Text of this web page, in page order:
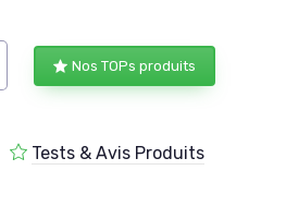
Nos TOPs produits
Tests & Avis Produits